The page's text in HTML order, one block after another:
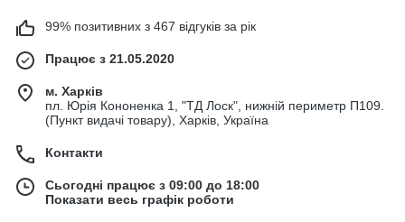
99% позитивних з 467 відгуків за рік
Працює з 21.05.2020
м. Харків
пл. Юрія Кононенка 1, "ТД Лоск", нижній периметр П109.
(Пункт видачі товару), Харків, Україна
Контакти
Сьогодні працює з 09:00 до 18:00
Показати весь графік роботи